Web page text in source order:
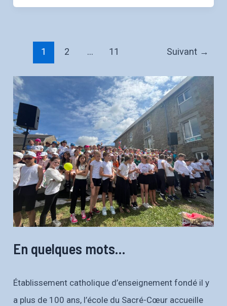
1 2 … 11 Suivant →
En quelques mots…
Établissement catholique d’enseignement fondé il y
a plus de 100 ans, l’école du Sacré-Cœur accueille